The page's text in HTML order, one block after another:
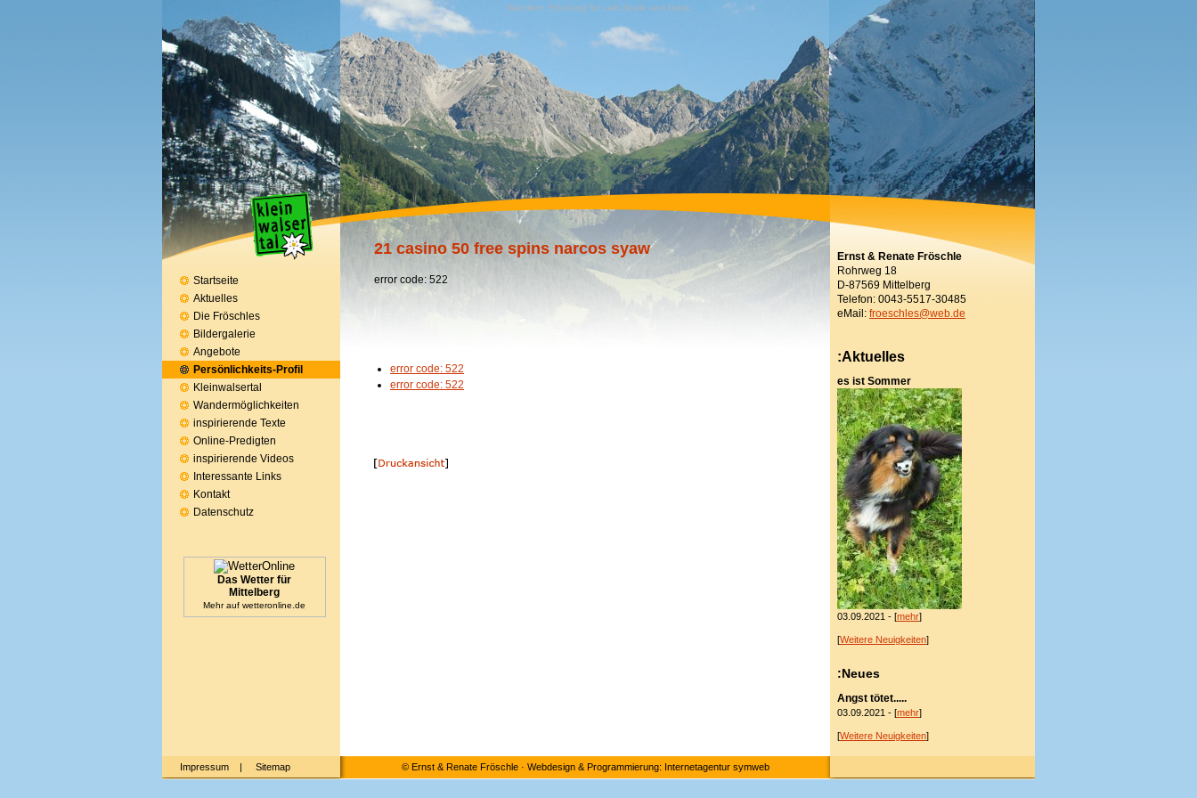
Wandern, Erholung für Leib,Seele und Geist,
21 casino 50 free spins narcos syaw
error code: 522
error code: 522
error code: 522
Startseite
Aktuelles
Die Fröschles
Bildergalerie
Angebote
Persönlichkeits-Profil
Kleinwalsertal
Wandermöglichkeiten
inspirierende Texte
Online-Predigten
inspirierende Videos
Interessante Links
Kontakt
Datenschutz
Das Wetter für
Mittelberg
Mehr auf wetteronline.de
Ernst & Renate Fröschle
Rohrweg 18
D-87569 Mittelberg
Telefon: 0043-5517-30485
eMail: froeschles@web.de
:Aktuelles
es ist Sommer
03.09.2021 - [mehr]
[Weitere Neuigkeiten]
:Neues
Angst tötet.....
03.09.2021 - [mehr]
[Weitere Neuigkeiten]
Impressum | Sitemap © Ernst & Renate Fröschle· Webdesign & Programmierung: Internetagentur symweb